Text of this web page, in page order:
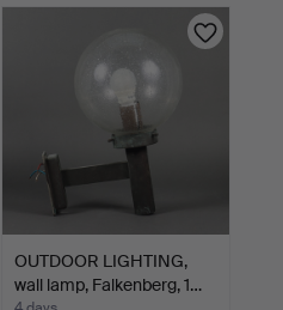
OUTDOOR LIGHTING,
wall lamp, Falkenberg, 1…